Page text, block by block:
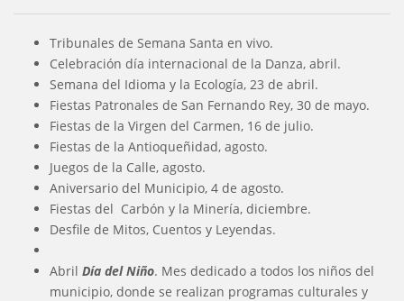
Tribunales de Semana Santa en vivo.
Celebración día internacional de la Danza, abril.
Semana del Idioma y la Ecología, 23 de abril.
Fiestas Patronales de San Fernando Rey, 30 de mayo.
Fiestas de la Virgen del Carmen, 16 de julio.
Fiestas de la Antioqueñidad, agosto.
Juegos de la Calle, agosto.
Aniversario del Municipio, 4 de agosto.
Fiestas del Carbón y la Minería, diciembre.
Desfile de Mitos, Cuentos y Leyendas.
Abril Día del Niño. Mes dedicado a todos los niños del
municipio, donde se realizan programas culturales y